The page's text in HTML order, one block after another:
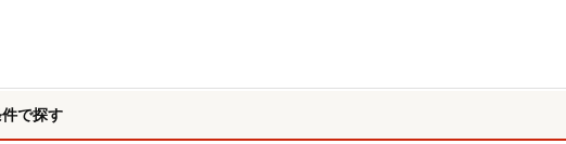
で探す